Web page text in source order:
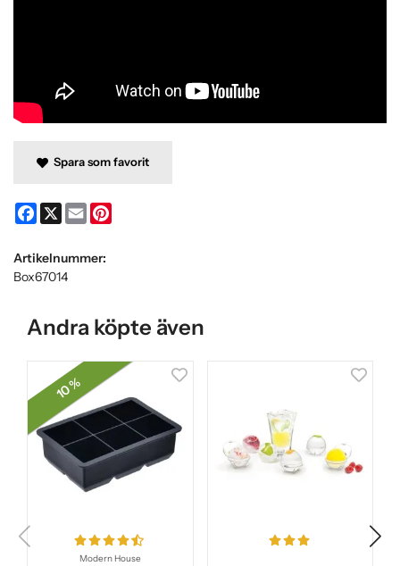
Spara som favorit
Facebook
X Email
Artikelnummer:
Box67014
Andra köpte även
10 %
Modern House